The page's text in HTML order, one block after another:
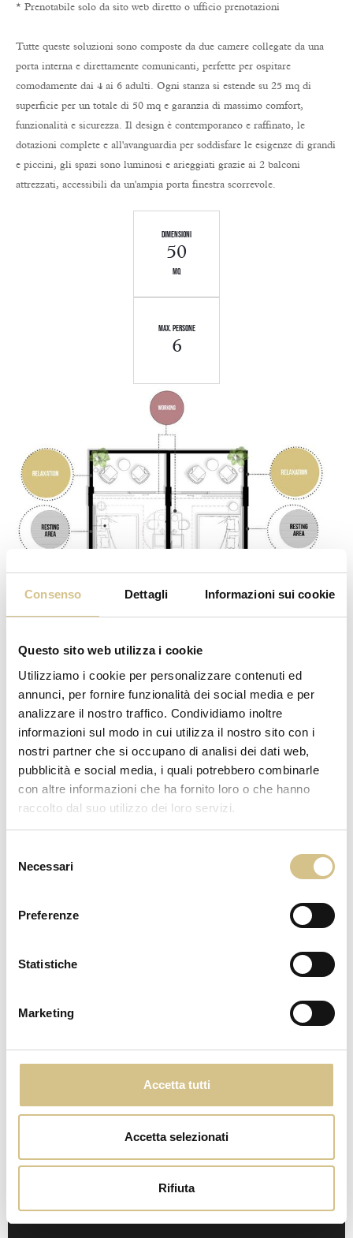
Consenso Dettagli Informazioni sui cookie
Questo sito web utilizza i cookie
Utilizziamo i cookie per personalizzare contenuti ed
annunci, per fornire funzionalità dei social media e per
analizzare il nostro traffico. Condividiamo inoltre
informazioni sul modo in cui utilizza il nostro sito con i
nostri partner che si occupano di analisi dei dati web,
pubblicità e social media, i quali potrebbero combinarle
con altre informazioni che ha fornito loro o che hanno
raccolto dal suo utilizzo dei loro servizi.
delNecessari
Preferenze
Statistiche
Marketing
Accetta tutti
Accetta selezionati
Rifiuta
* Prenotabile solo da sito web diretto o ufficio prenotazioni
Tutte queste soluzioni sono composte da due camere collegate da una
porta interna e direttamente comunicanti, perfette per ospitare
comodamente dai 4 ai 6 adulti. Ogni stanza si estende su 25 mq di
superficie per un totale di 50 mq e garanzia di massimo comfort,
funzionalità e sicurezza. Il design è contemporaneo e raffinato, le
dotazioni complete e all'avanguardia per soddisfare le esigenze di grandi
e piccini, gli spazi sono luminosi e arieggiati grazie ai 2 balconi
attrezzati, accessibili da un'ampia porta finestra scorrevole.
dimensioni
50
mq
MAX. PERSONE
6
Caratteristiche & Dotazioni
2 camere comunicanti da 25 + 25 mq
3 diverse soluzioni per 4, 5 o 6 persone
Letti anallergici
Cassaforti